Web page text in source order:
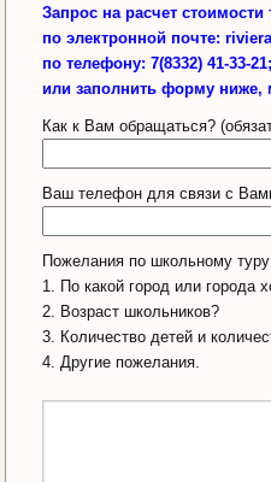
Запрос на расчет
по электронной почте:
по телефону: 7(8332) 41-33-21;
или заполнить форму ниже,
Как к Вам обращаться?
Ваш телефон для связи с
Пожелания по школьному
1. По какой город или города
2. Возраст школьников?
3. Количество детей и
4. Другие пожелания.